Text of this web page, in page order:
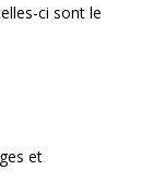
ci sont le
et